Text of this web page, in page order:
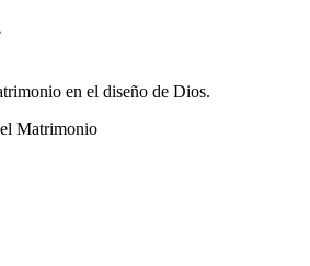
en el diseño de Dios.
Matrimonio